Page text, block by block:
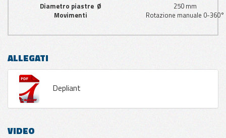
Diametro piastre Ø
250 mm
Movimenti
Rotazione manuale 0-360°
ALLEGATI
Depliant
VIDEO